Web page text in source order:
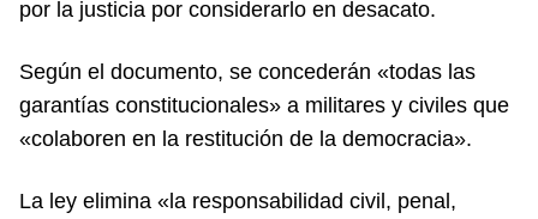
por la justicia por considerarlo en desacato.
Según el documento, se concederán «todas las
garantías constitucionales» a militares y civiles que
«colaboren en la restitución de la democracia».
La ley elimina «la responsabilidad civil, penal,